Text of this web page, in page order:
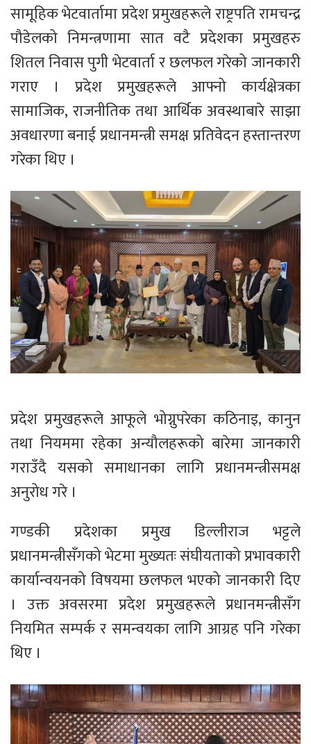
सामूहिक भेटवार्तामा प्रदेश प्रमुखहरूले राष्ट्रपति रामचन्द्र
पौडेलको निमन्त्रणामा सात वटै प्रदेशका प्रमुखहरु
शितल निवास पुगी भेटवार्ता र छलफल गरेको जानकारी
गराए । प्रदेश प्रमुखहरूले आफ्नो कार्यक्षेत्रका
सामाजिक, राजनीतिक तथा आर्थिक अवस्थाबारे साझा
अवधारणा बनाई प्रधानमन्त्री समक्ष प्रतिवेदन हस्तान्तरण
गरेका थिए ।
प्रदेश प्रमुखहरूले आफूले भोग्नुपरेका कठिनाइ, कानुन
तथा नियममा रहेका अन्यौलहरूको बारेमा जानकारी
गराउँदै यसको समाधानका लागि प्रधानमन्त्रीसमक्ष
अनुरोध गरे ।
गण्डकी प्रदेशका प्रमुख डिल्लीराज भट्टले
प्रधानमन्त्रीसँगको भेटमा मुख्यतः संघीयताको प्रभावकारी
कार्यान्वयनको विषयमा छलफल भएको जानकारी दिए
। उक्त अवसरमा प्रदेश प्रमुखहरूले प्रधानमन्त्रीसँग
नियमित सम्पर्क र समन्वयका लागि आग्रह पनि गरेका
थिए ।